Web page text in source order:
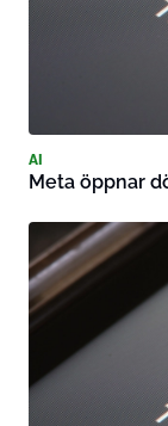
AI
Meta öppnar